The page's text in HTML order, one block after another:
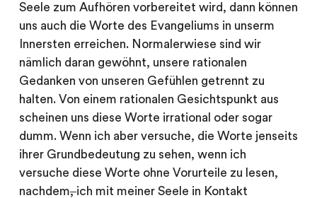
Seele zum Aufhören vorbereitet wird, dann können
uns auch die Worte des Evangeliums in unserm
Innersten erreichen. Normalerwiese sind wir
nämlich daran gewöhnt, unsere rationalen
Gedanken von unseren Gefühlen getrennt zu
halten. Von einem rationalen Gesichtspunkt aus
scheinen uns diese Worte irrational oder sogar
dumm. Wenn ich aber versuche, die Worte jenseits
ihrer Grundbedeutung zu sehen, wenn ich
versuche diese Worte ohne Vorurteile zu lesen,
nachdem,ich mit meiner Seele in Kontakt